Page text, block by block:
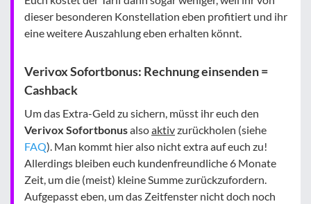
dieser besonderen Konstellation eben profitiert und ihr
eine weitere Auszahlung eben erhalten könnt.
Verivox Sofortbonus: Rechnung einsenden =
Cashback
Um das Extra-Geld zu sichern, müsst ihr euch den
Verivox Sofortbonusalsoaktivzurückholen (siehe
FAQ). Man kommt hier also nicht extra auf euch zu!
Allerdings bleiben euch kundenfreundliche 6 Monate
Zeit, um die (meist) kleine Summe zurückzufordern.
Aufgepasst eben, um das Zeitfenster nicht doch noch